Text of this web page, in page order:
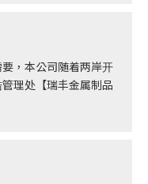
，本公司随着两岸开
理处【瑞丰金属制品